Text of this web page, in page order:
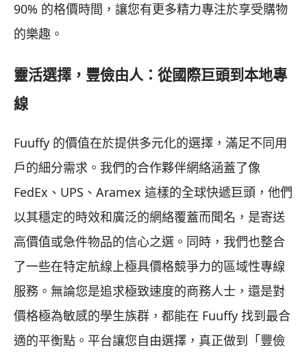
90% 的格價時間，讓您有更多精力專注於享受購物
的樂趣。
靈活選擇，豐儉由人：從國際巨頭到本地專
線
Fuuffy 的價值在於提供多元化的選擇，滿足不同用
戶的細分需求。我們的合作夥伴網絡涵蓋了像
FedEx、UPS、Aramex 這樣的全球快遞巨頭，他們
以其穩定的時效和廣泛的網絡覆蓋而聞名，是寄送
高價值或急件物品的信心之選。同時，我們也整合
了一些在特定航線上極具價格競爭力的區域性專線
服務。無論您是追求極致速度的商務人士，還是對
價格極為敏感的學生族群，都能在 Fuuffy 找到最合
適的平衡點。平台讓您自由選擇，真正做到「豐儉